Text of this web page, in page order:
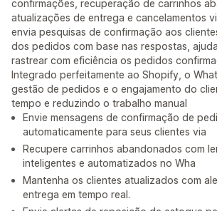
confirmações, recuperação de carrinhos
atualizações de entrega e cancelamentos
envia pesquisas de confirmação aos
dos pedidos com base nas respostas,
rastrear com eficiência os pedidos
Integrado perfeitamente ao Shopify, o
gestão de pedidos e o engajamento do
tempo e reduzindo o trabalho manual
Envie mensagens de confirmação de
automaticamente para seus clientes via
Recupere carrinhos abandonados com
inteligentes e automatizados no Wha
Mantenha os clientes atualizados com
entrega em tempo real.